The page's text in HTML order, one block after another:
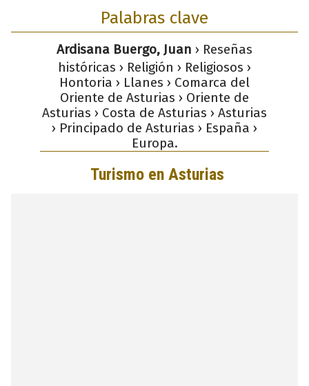
Palabras clave
Ardisana Buergo, Juan › Reseñas
históricas › Religión › Religiosos ›
Hontoria › Llanes › Comarca del
Oriente de Asturias › Oriente de
Asturias › Costa de Asturias › Asturias
› Principado de Asturias › España ›
Europa.